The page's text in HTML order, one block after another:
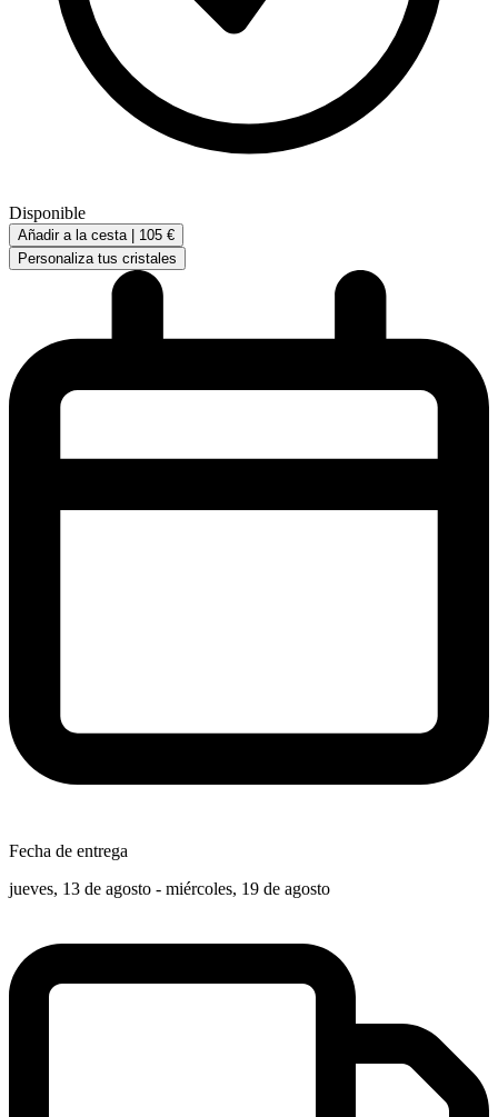
Disponible
Añadir a la cesta | 105 €
Personaliza tus cristales
Fecha de entrega
jueves, 13 de agosto - miércoles, 19 de agosto